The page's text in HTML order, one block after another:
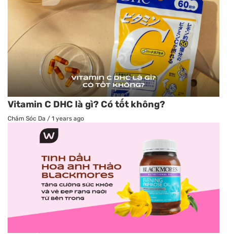
Vitamin C DHC là gì? Có tốt không?
Chăm Sóc Da / 1 years ago